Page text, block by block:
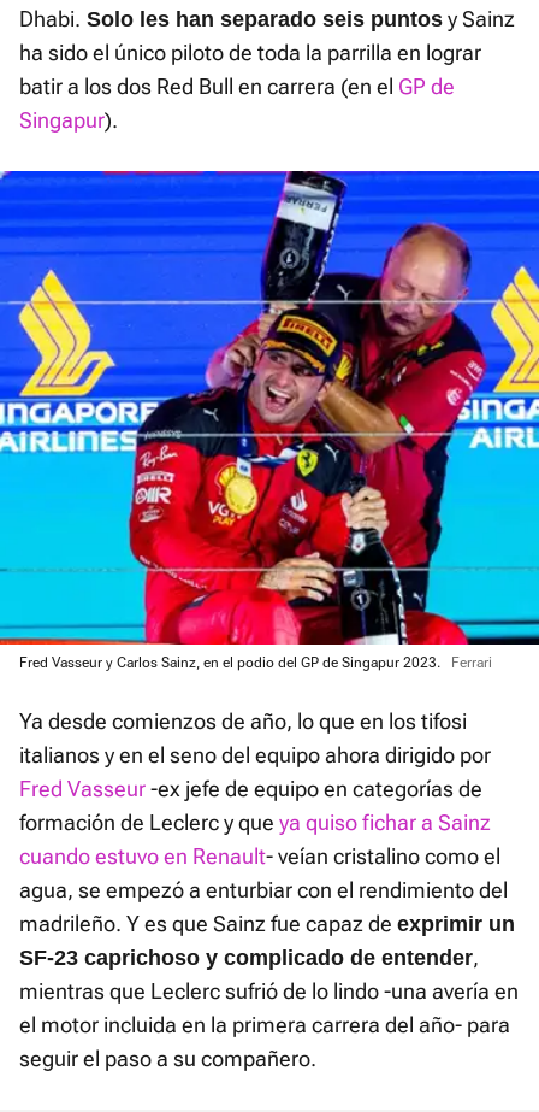
Dhabi. Solo les han separado seis puntos y Sainz
ha sido el único piloto de toda la parrilla en lograr
batir a los dos Red Bull en carrera (en el GP de
Singapur).
Fred Vasseur y Carlos Sainz, en el podio del GP de Singapur 2023. Ferrari
Ya desde comienzos de año, lo que en los tifosi
italianos y en el seno del equipo ahora dirigido por
Fred Vasseur-ex jefe de equipo en categorías de
formación de Leclerc y que ya quiso fichar a Sainz
cuando estuvo en Renault- veían cristalino como el
agua, se empezó a enturbiar con el rendimiento del
madrileño. Y es que Sainz fue capaz de exprimir un
SF-23 caprichoso y complicado de entender,
mientras que Leclerc sufrió de lo lindo -una avería en
el motor incluida en la primera carrera del año- para
seguir el paso a su compañero.